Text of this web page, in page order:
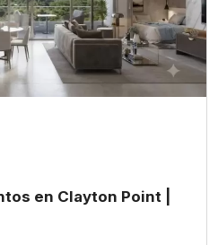
en Clayton Point |